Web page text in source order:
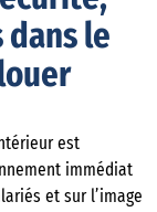
le
est
immédiat
et sur l’image